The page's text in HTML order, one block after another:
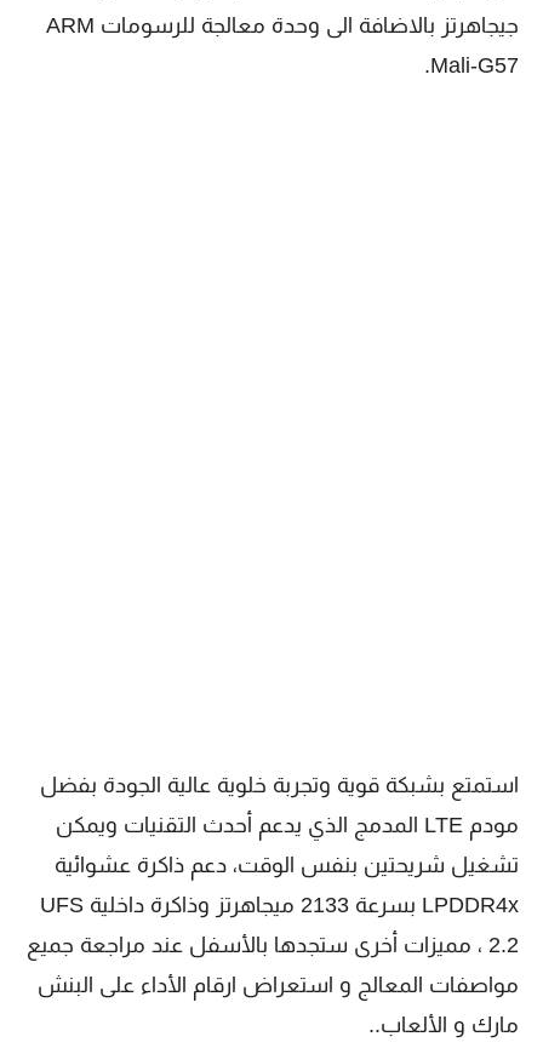
جيجاهرتز بالاضافة الى وحدة معالجة للرسومات ARM
Mali-G57.
استمتع بشبكة قوية وتجربة خلوية عالية الجودة بفضل
مودم LTE المدمج الذي يدعم أحدث التقنيات ويمكن
تشغيل شريحتين بنفس الوقت، دعم ذاكرة عشوائية
LPDDR4x بسرعة 2133 ميجاهرتز وذاكرة داخلية UFS
2.2 ، مميزات أخرى ستجدها بالأسفل عند مراجعة جميع
مواصفات المعالج و استعراض ارقام الأداء على البنش
مارك و الألعاب..